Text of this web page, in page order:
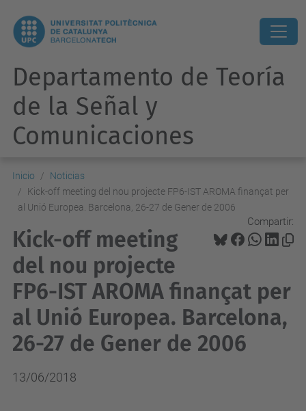
Departamento de Teoría
de la Señal y
Comunicaciones
Inicio
Noticias
Kick-off meeting del nou projecte FP6-IST AROMA finançat per
al Unió Europea. Barcelona, 26-27 de Gener de 2006
Compartir:
Kick-off meeting
del nou projecte
FP6-IST AROMA finançat per
al Unió Europea. Barcelona,
26-27 de Gener de 2006
13/06/2018